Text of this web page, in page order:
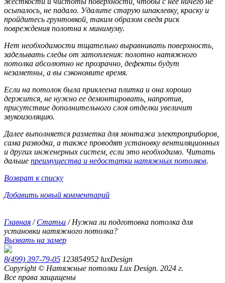
осыпалось, не падало. Удалите старую шпаклевку, краску и
пройдитесь грунтовкой, таким образом сведя риск
повреждения полотна к минимуму.
Нет необходимости тщательно выравнивать поверхность,
заделывать следы от затопления: полотно натяжного
потолка абсолютно не прозрачно, дефекты будут
незаметны, а вы сэкономите время.
Если на потолок была приклеена плитка и она хорошо
держится, не нужно ее демонтировать, напротив,
присутствие дополнительного слоя отделки увеличит
звукоизоляцию.
Далее выполняется разметка для монтажа электроприборов,
сама разводка, а также проводят установку вентиляционных
и других инженерных систем, если это необходимо. Читать
дальше преимущества и недостатки натяжных потолков.
Возврат к списку
Добавить новый комментарий
Главная /Статьи /Нужна ли подготовка потолка для
установки натяжного потолка?
Вызвать на замер
8(499) 397-79-05 123854952 luxDesign
Copyright © Натяжные потолки Lux Design. 2024 г.
Все права защищены